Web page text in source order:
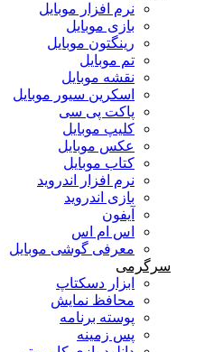
نرم افزار موبایل
بازی موبایل
رینگتون موبایل
تم موبایل
نقشه موبایل
اسکرین سیور موبایل
پاکت پی سی
کلیپ موبایل
عکس موبایل
کتاب موبایل
نرم افزار اندروید
بازی اندروید
آیفون
اس ام اس
معرفی گوشی موبایل
سرگرمی
ابزار دسکتاپ
محافظ نمایش
پوسته برنامه
پس زمینه